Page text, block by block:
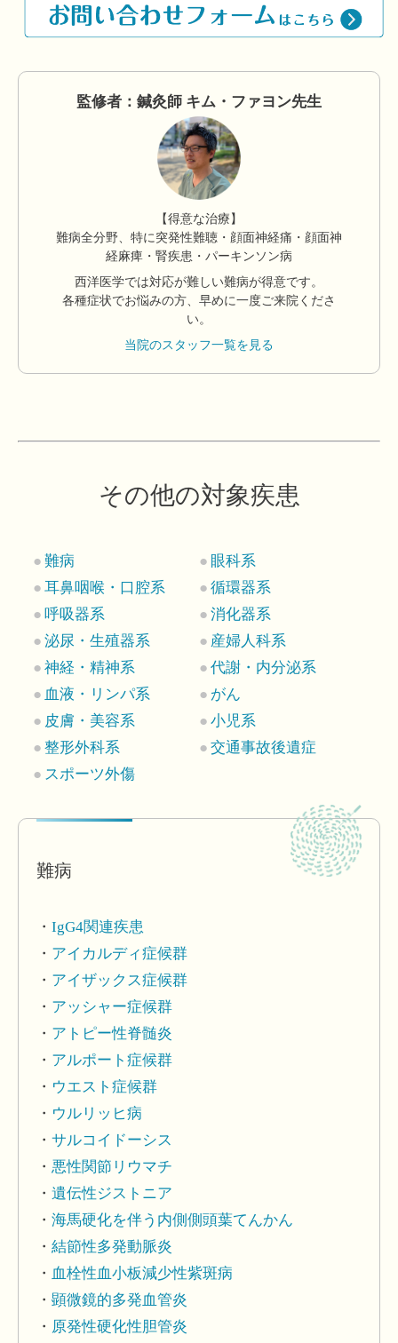
監修者：鍼灸師 キム・ファヨン先生
【得意な治療】
難病全分野、特に突発性難聴・顔面神経痛・顔面神
経麻痺・腎疾患・パーキンソン病
西洋医学では対応が難しい難病が得意です。
各種症状でお悩みの方、早めに一度ご来院くださ
い。
当院のスタッフ一覧を見る
その他の対象疾患
難病
眼科系
耳鼻咽喉・口腔系
循環器系
呼吸器系
消化器系
泌尿・生殖器系
産婦人科系
神経・精神系
代謝・内分泌系
血液・リンパ系
がん
皮膚・美容系
小児系
整形外科系
交通事故後遺症
スポーツ外傷
難病
IgG4関連疾患
アイカルディ症候群
アイザックス症候群
アッシャー症候群
アトピー性脊髄炎
アルポート症候群
ウエスト症候群
ウルリッヒ病
サルコイドーシス
悪性関節リウマチ
遺伝性ジストニア
海馬硬化を伴う内側側頭葉てんかん
結節性多発動脈炎
血栓性血小板減少性紫斑病
顕微鏡的多発血管炎
原発性硬化性胆管炎